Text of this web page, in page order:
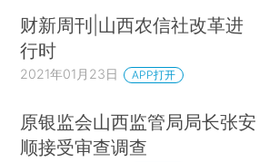
财新周刊|山西农信社改革进
行时
2021年01月23日 APP打开
原银监会山西监管局局长张安
顺接受审查调查